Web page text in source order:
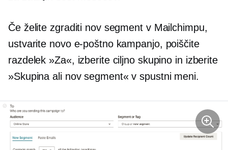
Če želite zgraditi nov segment v Mailchimpu,
ustvarite novo e-poštno kampanjo, poiščite
razdelek »Za«, izberite ciljno skupino in izberite
»Skupina ali nov segment« vspustni meni.